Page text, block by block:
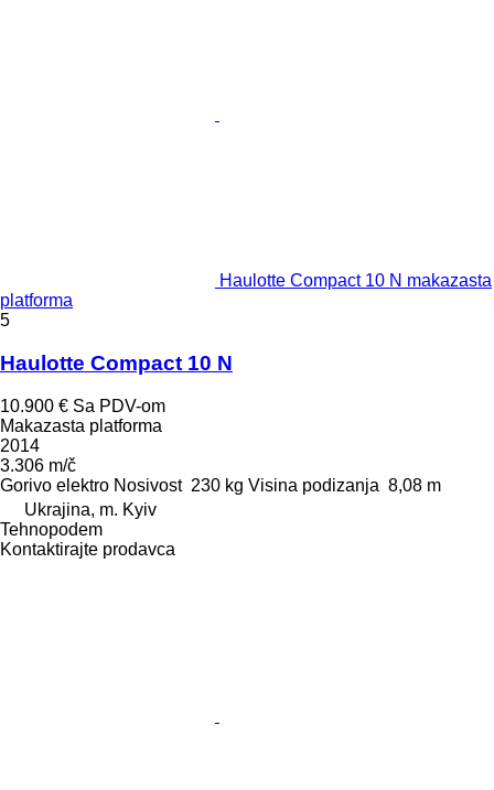
Haulotte Compact 10 N makazasta
platforma
5
Haulotte Compact 10 N
10.900 € Sa PDV-om
Makazasta platforma
2014
3.306 m/č
Gorivo elektro Nosivost 230 kg Visina podizanja 8,08 m
Ukrajina, m. Kyiv
Tehnopodem
Kontaktirajte prodavca